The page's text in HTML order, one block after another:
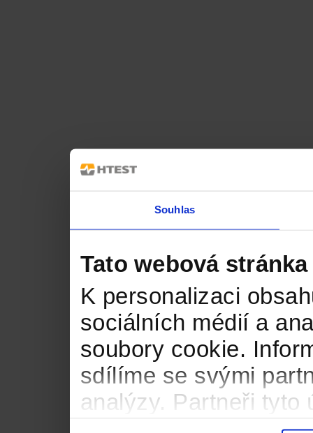
Souhlas
Tato webová
K personalizaci
sociálních médií a
soubory cookie.
sdílíme se svými
analýzy. Partneři tyto